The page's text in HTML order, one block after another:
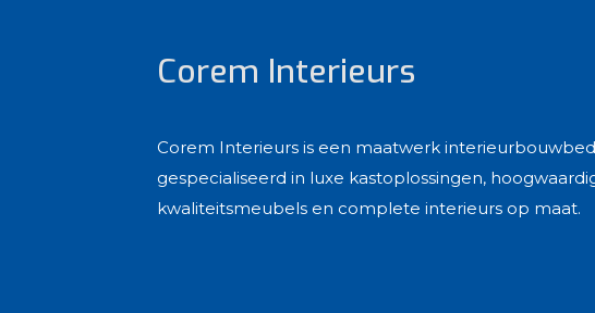
Corem Interieurs
Corem Interieurs is een maatwerk
gespecialiseerd in luxe kastoplossingen,
kwaliteitsmeubels en complete interieurs op maat.